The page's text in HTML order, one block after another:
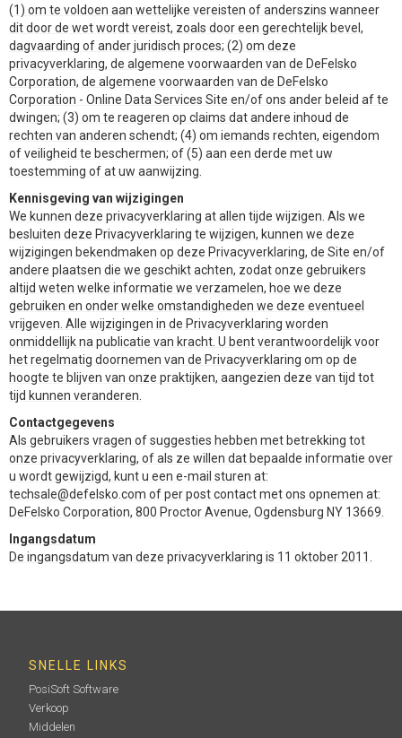
(1) om te voldoen aan wettelijke vereisten of anderszins wanneer
dit door de wet wordt vereist, zoals door een gerechtelijk bevel,
dagvaarding of ander juridisch proces; (2) om deze
privacyverklaring, de algemene voorwaarden van de DeFelsko
Corporation, de algemene voorwaarden van de DeFelsko
Corporation - Online Data Services Site en/of ons ander beleid af te
dwingen; (3) om te reageren op claims dat andere inhoud de
rechten van anderen schendt; (4) om iemands rechten, eigendom
of veiligheid te beschermen; of (5) aan een derde met uw
toestemming of at uw aanwijzing.
Kennisgeving van wijzigingen
We kunnen deze privacyverklaring at allen tijde wijzigen. Als we
besluiten deze Privacyverklaring te wijzigen, kunnen we deze
wijzigingen bekendmaken op deze Privacyverklaring, de Site en/of
andere plaatsen die we geschikt achten, zodat onze gebruikers
altijd weten welke informatie we verzamelen, hoe we deze
gebruiken en onder welke omstandigheden we deze eventueel
vrijgeven. Alle wijzigingen in de Privacyverklaring worden
onmiddellijk na publicatie van kracht. U bent verantwoordelijk voor
het regelmatig doornemen van de Privacyverklaring om op de
hoogte te blijven van onze praktijken, aangezien deze van tijd tot
tijd kunnen veranderen.
Contactgegevens
Als gebruikers vragen of suggesties hebben met betrekking tot
onze privacyverklaring, of als ze willen dat bepaalde informatie over
u wordt gewijzigd, kunt u een e-mail sturen at:
techsale@defelsko.com of per post contact met ons opnemen at:
DeFelsko Corporation, 800 Proctor Avenue, Ogdensburg NY 13669.
Ingangsdatum
De ingangsdatum van deze privacyverklaring is 11 oktober 2011.
SNELLE LINKS
PosiSoft Software
Verkoop
Middelen